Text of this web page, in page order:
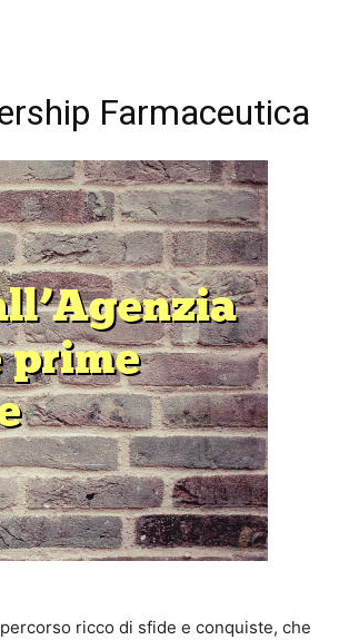
Farmaceutica
ricco di sfide e conquiste, che